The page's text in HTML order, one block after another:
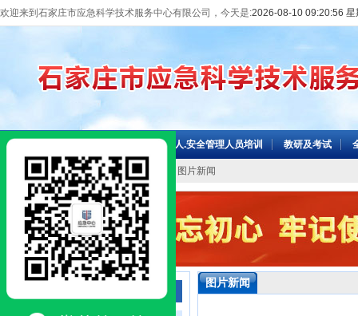
欢迎来到石家庄市应急科学技术服务中心有限公司，今天是:2026-08-10 09:20:57 星
主要负责人.安全管理人员培训 教研及考试
当前位置：网站首页 >> 信息中心 >> 图片新闻
图片新闻